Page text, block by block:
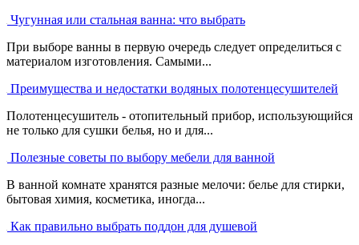
Чугунная или стальная ванна: что выбрать
При выборе ванны в первую очередь следует определиться с
материалом изготовления. Самыми...
Преимущества и недостатки водяных полотенцесушителей
Полотенцесушитель - отопительный прибор, использующийся
не только для сушки белья, но и для...
Полезные советы по выбору мебели для ванной
В ванной комнате хранятся разные мелочи: белье для стирки,
бытовая химия, косметика, иногда...
Как правильно выбрать поддон для душевой